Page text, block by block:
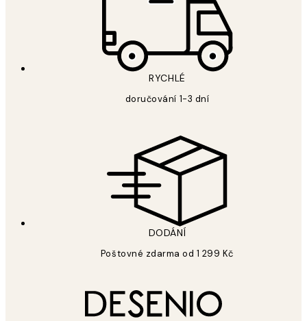
RYCHLÉ
doručování 1-3 dní
DODÁNÍ
Poštovné zdarma od 1 299 Kč